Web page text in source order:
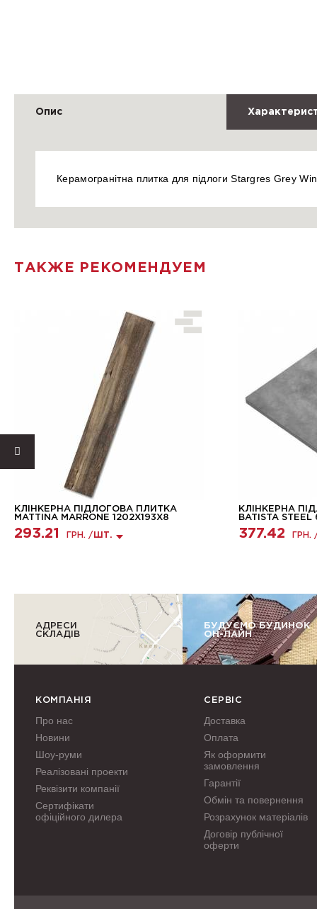
Опис
Керамогранітна плитка для підлоги Stargres Grey
ТАКЖЕ РЕКОМЕНДУЕМ
КЛІНКЕРНА ПІДЛОГОВА ПЛИТКА
MATTINA MARRONE 1202Х193Х8
293.21 ГРН. / ШТ.
КЛІНКЕРНА
BATISTA
377.42 ГРН.
АДРЕСИ
СКЛАДІВ
БУДУЄМО БУДИНОК
ОН-ЛАЙН
КОМПАНІЯ
Про нас
Новини
Шоу-руми
Реалізовані проекти
Реквізити компанії
Сертифікати
офіційного дилера
СЕРВІС
Доставка
Оплата
Як оформити
замовлення
Гарантії
Обмін та повернення
Розрахунок матеріалів
Договір публічної
оферти